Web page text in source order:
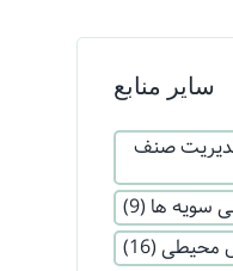
سایر منابع
صنف
سویه ها (9)
محیطی (16)